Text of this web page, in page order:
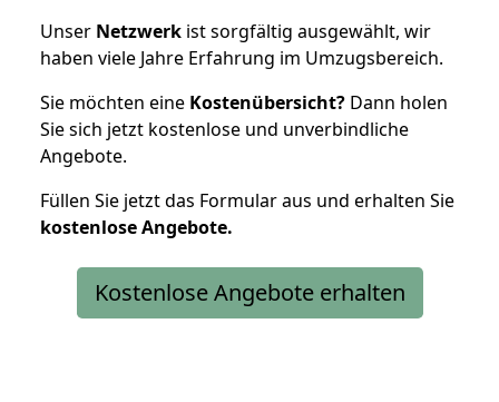
Unser Netzwerk ist sorgfältig ausgewählt, wir
haben viele Jahre Erfahrung im Umzugsbereich.
Sie möchten eine Kostenübersicht? Dann holen
Sie sich jetzt kostenlose und unverbindliche
Angebote.
Füllen Sie jetzt das Formular aus und erhalten Sie
kostenloseAngebote.
Kostenlose Angebote erhalten